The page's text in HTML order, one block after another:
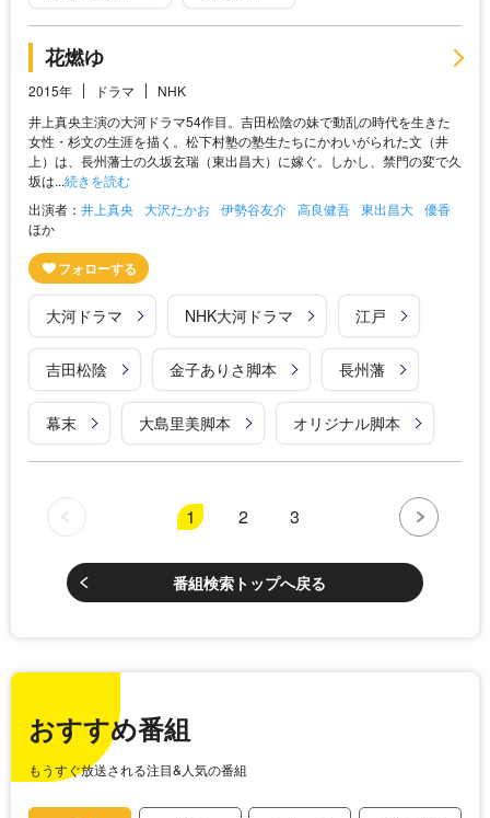
花燃ゆ
2015年 ドラマ
NHK
井上真央主演の大河ドラマ54作目。吉田松陰の妹で動乱の時代を生きた
女性・杉文の生涯を描く。松下村塾の塾生たちにかわいがられた文（井
上）は、長州藩士の久坂玄瑞（東出昌大）に嫁ぐ。しかし、禁門の変で久
坂は...続きを読む
出演者： 井上真央 大沢たかお 伊勢谷友介 高良健吾 東出昌大 優香
ほか
大河ドラマ NHK大河ドラマ 江戸
吉田松陰 金子ありさ脚本 長州藩
幕末 大島里美脚本 オリジナル脚本
1 2 3
番組検索トップへ戻る
おすすめ番組
もうすぐ放送される注目&人気の番組